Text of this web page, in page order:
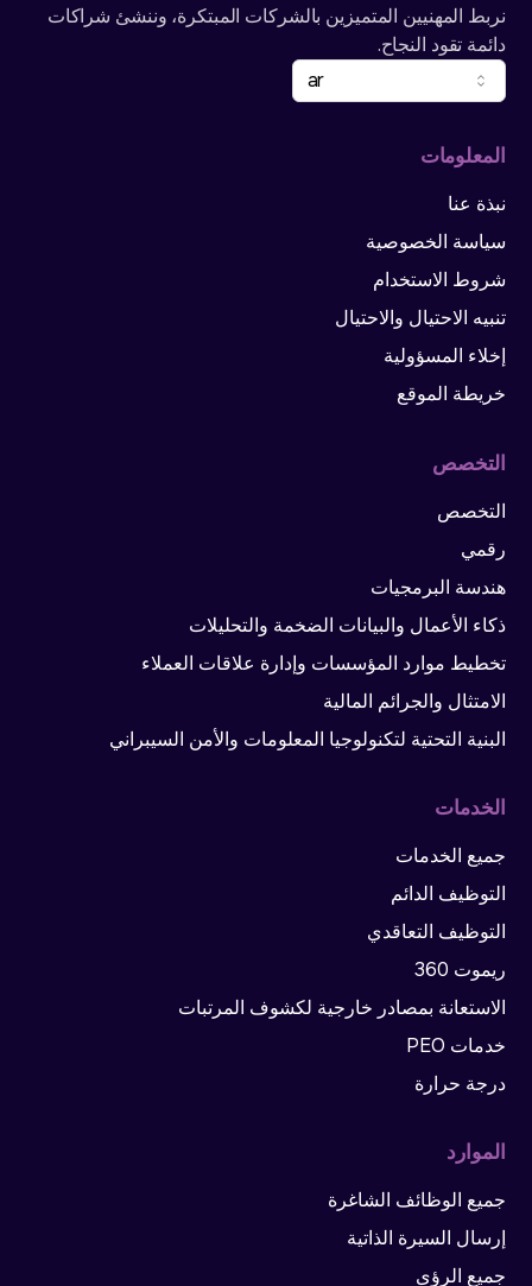
نربط المهنيين المتميزين بالشركات المبتكرة، وننشئ شراكات
دائمة تقود النجاح.
ar
المعلومات
نبذة عنا
سياسة الخصوصية
شروط الاستخدام
تنبيه الاحتيال والاحتيال
إخلاء المسؤولية
خريطة الموقع
التخصص
التخصص
رقمي
هندسة البرمجيات
ذكاء الأعمال والبيانات الضخمة والتحليلات
تخطيط موارد المؤسسات وإدارة علاقات العملاء
الامتثال والجرائم المالية
البنية التحتية لتكنولوجيا المعلومات والأمن السيبراني
الخدمات
جميع الخدمات
التوظيف الدائم
التوظيف التعاقدي
ريموت 360
الاستعانة بمصادر خارجية لكشوف المرتبات
خدمات PEO
درجة حرارة
الموارد
جميع الوظائف الشاغرة
إرسال السيرة الذاتية
جميع الرؤى